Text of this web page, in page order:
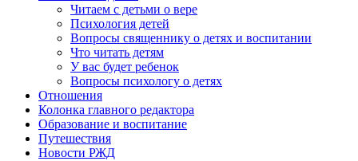
Читаем с детьми о вере
Психология детей
Вопросы священнику о детях и воспитании
Что читать детям
У вас будет ребенок
Вопросы психологу о детях
Отношения
Колонка главного редактора
Образование и воспитание
Путешествия
Новости РЖД